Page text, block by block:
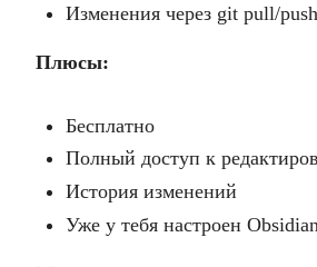
Изменения через git pull/push
Плюсы:
Бесплатно
Полный доступ к
История изменений
Уже у тебя настроен